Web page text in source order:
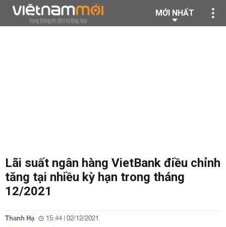
MỚI NHẤT
Lãi suất ngân hàng VietBank điều chỉnh
tăng tại nhiều kỳ hạn trong tháng
12/2021
Thanh Hạ 15:44 | 02/12/2021